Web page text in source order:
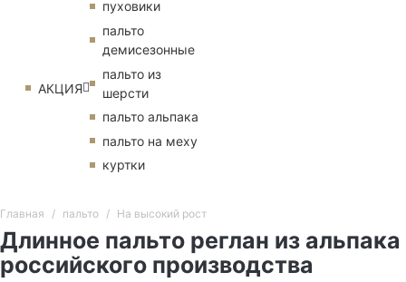
АКЦИЯ
пуховики
пальто
демисезонные
пальто из
шерсти
пальто альпака
пальто на меху
куртки
Главная пальто На высокий рост
Длинное пальто реглан из альпака
российского производства